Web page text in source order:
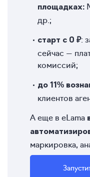
площадках:
др.;
старт с 0 ₽:
сейчас —
комиссий;
до 11%
клиентов
А еще в eLama
маркировка,